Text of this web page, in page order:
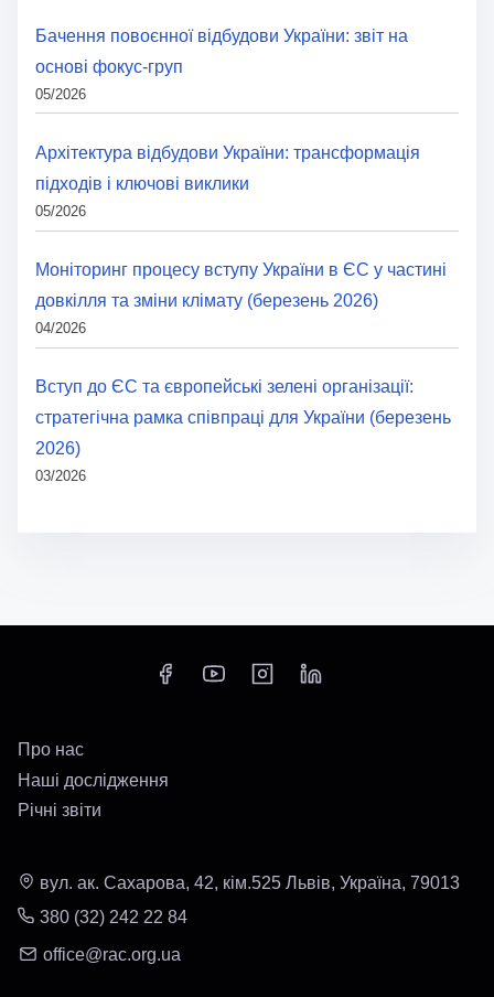
Бачення повоєнної відбудови України: звіт на
основі фокус-груп
05/2026
Архітектура відбудови України: трансформація
підходів і ключові виклики
05/2026
Моніторинг процесу вступу України в ЄС у частині
довкілля та зміни клімату (березень 2026)
04/2026
Вступ до ЄС та європейські зелені організації:
стратегічна рамка співпраці для України (березень
2026)
03/2026
Про нас
Наші дослідження
Річні звіти
вул. ак. Сахарова, 42, кім.525 Львів, Україна, 79013
380 (32) 242 22 84
office@rac.org.ua